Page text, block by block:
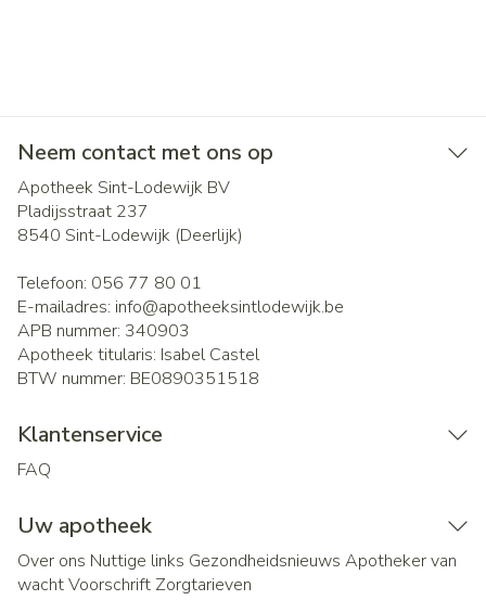
Neem contact met ons op
Apotheek Sint-Lodewijk BV
Pladijsstraat 237
8540 Sint-Lodewijk (Deerlijk)
Telefoon: 056 77 80 01
E-mailadres: info@apotheeksintlodewijk.be
APB nummer: 340903
Apotheek titularis: Isabel Castel
BTW nummer: BE0890351518
Klantenservice
FAQ
Uw apotheek
Over ons Nuttige links Gezondheidsnieuws Apotheker van
wachtVoorschrift Zorgtarieven